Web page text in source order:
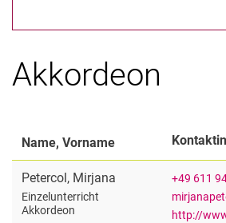
A-Z
Künstlerisch und wissenschaftlich Lehrende
Künstlerische Lehrbeauftragte
Wissenschaftliche Lehrbeauftragte
Technisch-Administrative Mitarbeiter:innen
Akkordeon
Name, Vorname
Petercol, Mirjana
Einzelunterricht
Akkordeon
+49 611
http://